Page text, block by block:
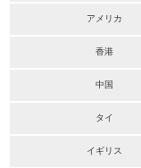
アメリカ
香港
中国
タイ
イギリス